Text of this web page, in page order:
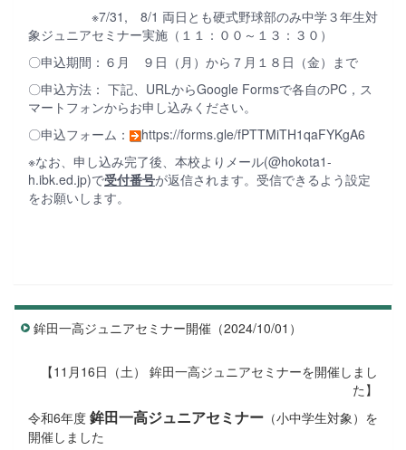
※7/31, 8/1 両日とも硬式野球部のみ中学３年生対
象ジュニアセミナー実施（１１：００～１３：３０）
〇申込期間：６月 ９日（月）から７月１８日（金）まで
〇申込方法： 下記、URLからGoogle Formsで各自のPC，ス
マートフォンからお申し込みください。
〇申込フォーム：
https://forms.gle/fPTTMiTH1qaFYKgA6
※なお、申し込み完了後、本校よりメール(@hokota1-
h.ibk.ed.jp)で受付番号が返信されます。受信できるよう設定
をお願いします。
鉾田一高ジュニアセミナー開催（2024/10/01）
【11月16日（土） 鉾田一高ジュニアセミナーを開催しまし
た】
令和6年度 鉾田一高ジュニアセミナー （小中学生対象）を
開催しました